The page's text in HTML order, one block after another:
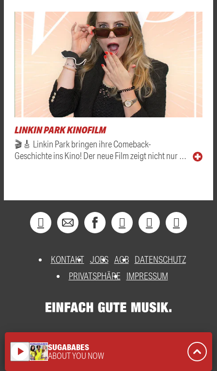
LINKIN PARK KINOFILM
🎬🎸 Linkin Park bringen ihre Comeback-
Geschichte ins Kino! Der neue Film zeigt nicht nur …
KONTAKT JOBS AGB DATENSCHUTZ
PRIVATSPHÄRE
IMPRESSUM
play_arrow SUGABABES
ABOUT YOU NOW